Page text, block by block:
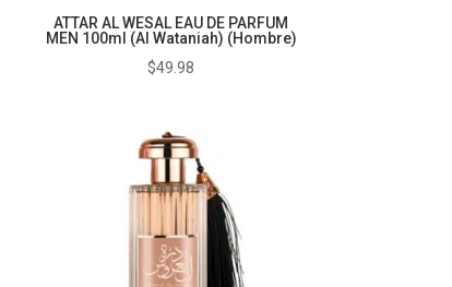
ATTAR AL WESAL EAU DE PARFUM
MEN 100ml (Al Wataniah) (Hombre)
$49.98